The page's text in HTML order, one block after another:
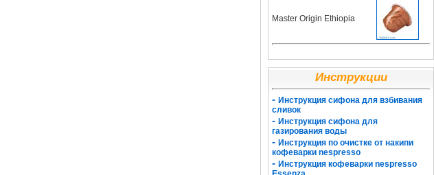
Master Origin Ethiopia
Инструкции
- Инструкция сифона для взбивания
сливок
- Инструкция сифона для
газирования воды
- Инструкция по очистке от накипи
кофеварки nespresso
- Инструкция кофеварки nespresso